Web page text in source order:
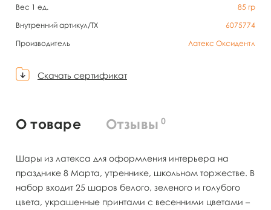
Вес 1 ед.
85 гр
Внутренний артикул/TX
6075774
Производитель
Латекс Оксидентл
Скачать сертификат
О товаре Отзывы 0
Шары из латекса для оформления интерьера на
празднике 8 Марта, утреннике, школьном торжестве. В
набор входит 25 шаров белого, зеленого и голубого
цвета, украшенные принтами с весенними цветами –